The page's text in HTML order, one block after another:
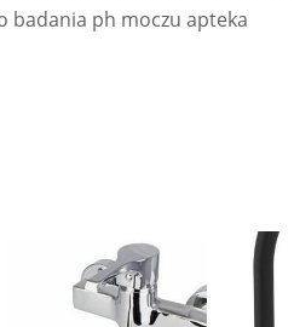
badania ph moczu apteka